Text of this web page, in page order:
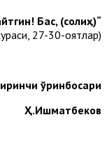
Бас, (солиҳ)
27-30-оятлар).
ўринбосари
Ҳ.Ишматбеков